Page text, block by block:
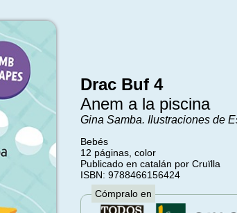
Drac Buf 4
Anem a la piscina
Gina Samba. Ilustraciones de
Bebés
12 páginas, color
Publicado en catalán por Cruïlla
ISBN: 9788466156424
Cómpralo en